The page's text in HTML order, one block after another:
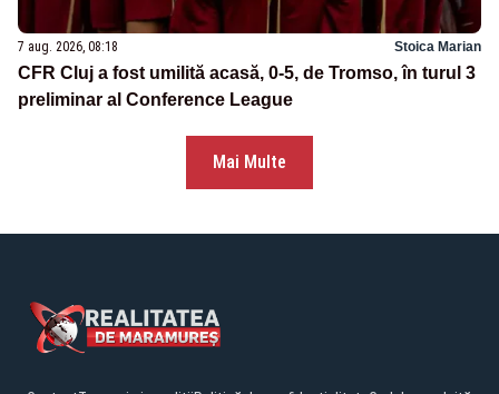
7 aug. 2026, 08:18 Stoica Marian
CFR Cluj a fost umilită acasă, 0-5, de Tromso, în turul 3
preliminar al Conference League
Mai Multe